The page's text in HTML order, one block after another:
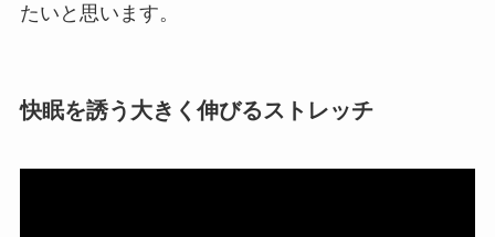
たいと思います。
快眠を誘う大きく伸びるストレッチ